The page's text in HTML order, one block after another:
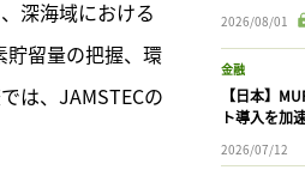
深海域における
貯留量の把握、環
は、JAMSTECの
2026/08/01
金融
【日本】
ト導入を加
2026/07/12